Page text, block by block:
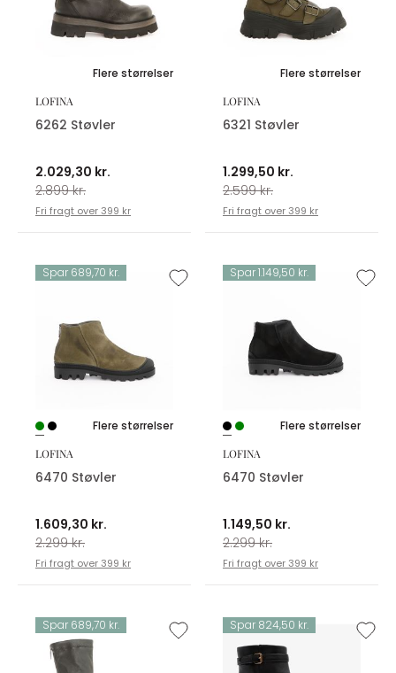
Flere størrelser
LOFINA
6262 Støvler
2.029,30 kr.
2.899 kr.
Fri fragt over 399 kr
Flere størrelser
LOFINA
6321 Støvler
1.299,50 kr.
2.599 kr.
Fri fragt over 399 kr
Spar 689,70 kr.
Flere størrelser
LOFINA
6470 Støvler
1.609,30 kr.
2.299 kr.
Fri fragt over 399 kr
Spar 1.149,50 kr.
Flere størrelser
LOFINA
6470 Støvler
1.149,50 kr.
2.299 kr.
Fri fragt over 399 kr
Spar 689,70 kr. Spar 824,50 kr.